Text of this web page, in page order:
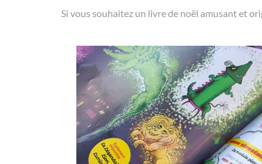
Si vous souhaitez un livre de noël amusant et